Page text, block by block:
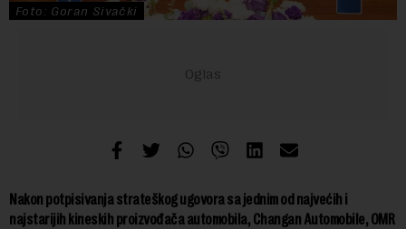
Foto: Goran Sivački
Nakon potpisivanja strateškog ugovora sa jednim od najvećih i
najstarijih kineskih proizvođača automobila, Changan Automobile, OMR